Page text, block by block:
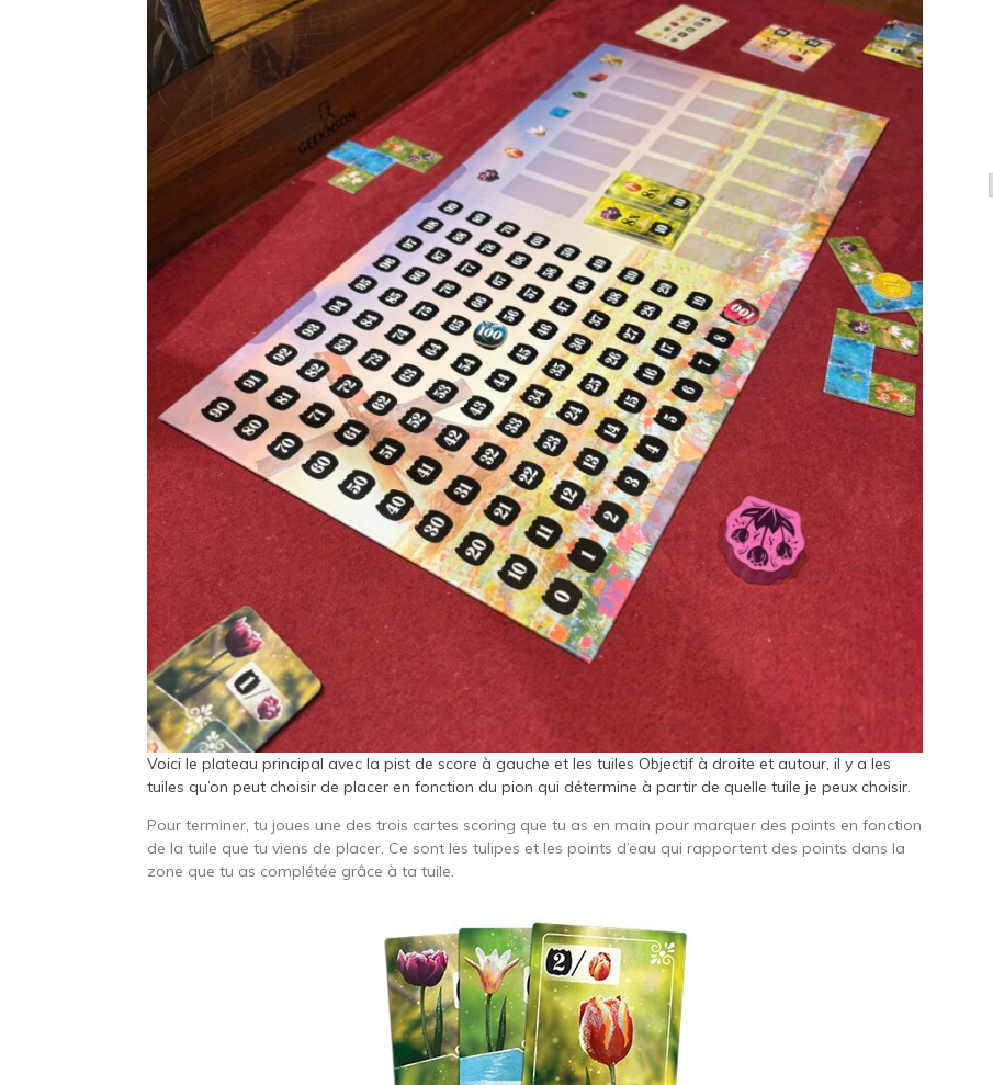
Voici le plateau principal avec la pist de score à gauche et les tuiles Objectif à droite et autour, il y a les
tuiles qu’on peut choisir de placer en fonction du pion qui détermine à partir de quelle tuile je peux choisir.
Pour terminer, tu joues une des trois cartes scoring que tu as en main pour marquer des points en fonction
de la tuile que tu viens de placer. Ce sont les tulipes et les points d’eau qui rapportent des points dans la
zone que tu as complétée grâce à ta tuile.